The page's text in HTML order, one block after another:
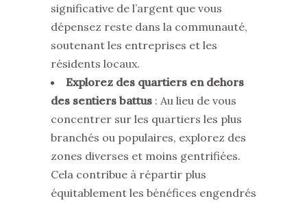
significative de l’argent que vous
dépensez reste dans la communauté,
soutenant les entreprises et les
résidents locaux.
Explorez des quartiers en dehors
des sentiers battus : Au lieu de vous
concentrer sur les quartiers les plus
branchés ou populaires, explorez des
zones diverses et moins gentrifiées.
Cela contribue à répartir plus
équitablement les bénéfices engendrés